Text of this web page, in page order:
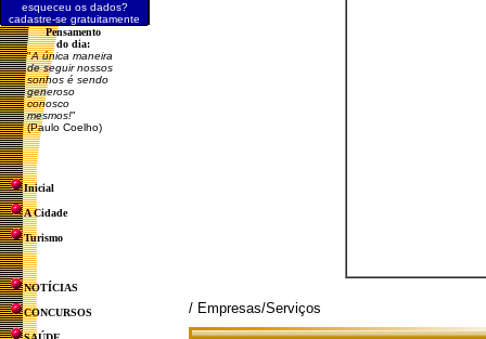
esqueceu os dados?
cadastre-se gratuitamente
Pensamento
do dia:
"A única maneira
de seguir nossos
sonhos é sendo
generoso
conosco
mesmos!"
(Paulo Coelho)
Inicial
A Cidade
Turismo
NOTÍCIAS
CONCURSOS / Empresas/Serviços